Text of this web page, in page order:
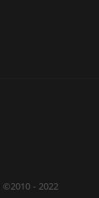
©2010 - 2022